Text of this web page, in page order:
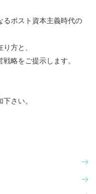
るポスト資本主義時代の
方と、
略をご提示します。
さい。